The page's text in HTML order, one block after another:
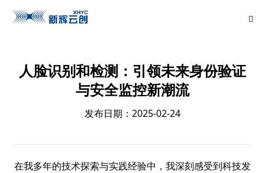
人脸识别和检测：引领未来身份验证
与安全监控新潮流
发布日期：2025-02-24
在我多年的技术探索与实践经验中，我深刻感受到科技发